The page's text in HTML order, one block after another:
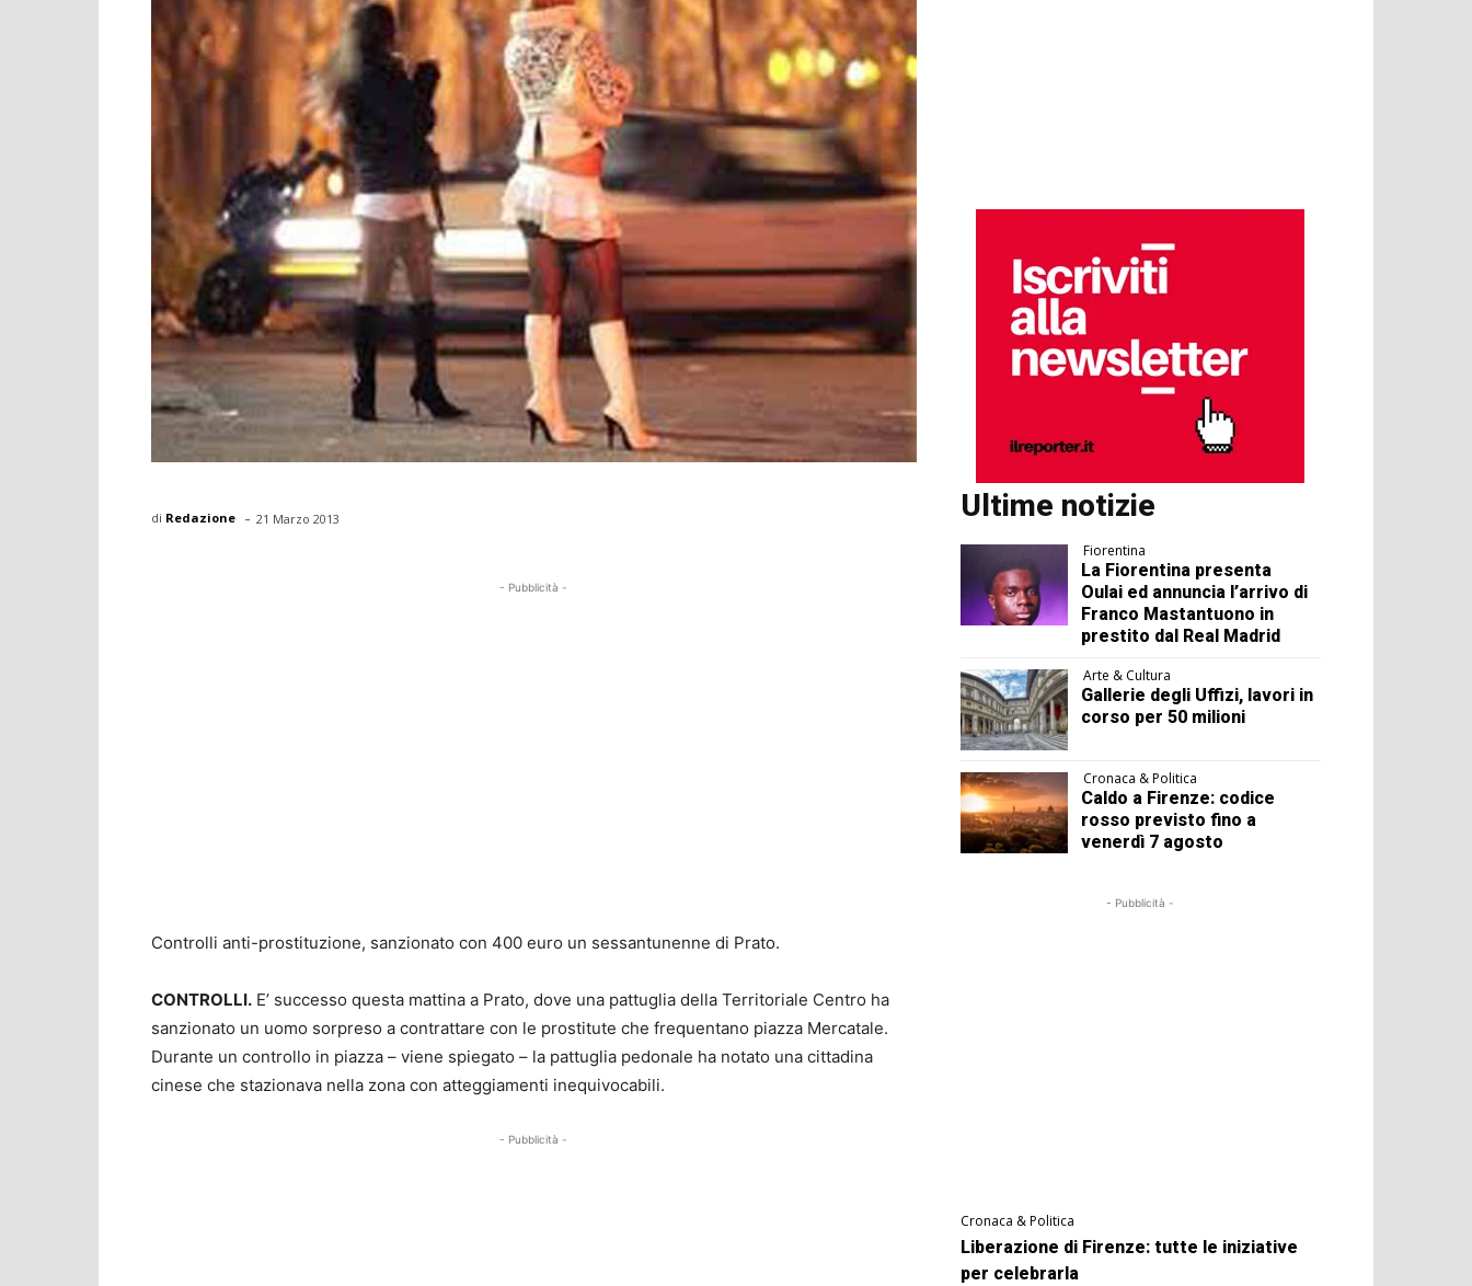
di Redazione - 21 Marzo 2013
- Pubblicità -
Controlli anti-prostituzione, sanzionato con 400 euro un sessantunenne di Prato.
CONTROLLI. E’ successo questa mattina a Prato, dove una pattuglia della Territoriale Centro ha
sanzionato un uomo sorpreso a contrattare con le prostitute che frequentano piazza Mercatale.
Durante un controllo in piazza – viene spiegato – la pattuglia pedonale ha notato una cittadina
cinese che stazionava nella zona con atteggiamenti inequivocabili.
- Pubblicità -
Ultime notizie
Fiorentina
La Fiorentina presenta
Oulai ed annuncia l’arrivo di
Franco Mastantuono in
prestito dal Real Madrid
Arte & Cultura
Gallerie degli Uffizi, lavori in
corso per 50 milioni
Cronaca & Politica
Caldo a Firenze: codice
rosso previsto fino a
venerdì 7 agosto
- Pubblicità -
Cronaca & Politica
Liberazione di Firenze: tutte le iniziative
per celebrarla